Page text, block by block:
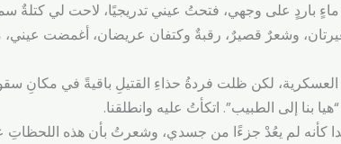
باردٍ على وجهي، فتحتُ عيني تدريجيًا، لاحت لي كتلةٌ
وشعرٌ قصيرٌ، رقبةٌ وكتفان عريضان، أغمضت عيني،
العسكرية، لكن ظلت فردةُ حذاءِ القتيلِ باقيةً في مكانِ
بنا إلى الطبيب”. اتكأتُ عليه وانطلقنا.
كأنه لم يعُدْ جزءًا من جسدي، وشعرتُ بأن هذه اللحظاتِ